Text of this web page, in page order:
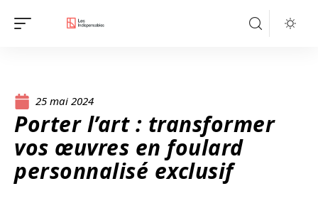
25 mai 2024
Porter l’art : transformer
vos œuvres en foulard
personnalisé exclusif